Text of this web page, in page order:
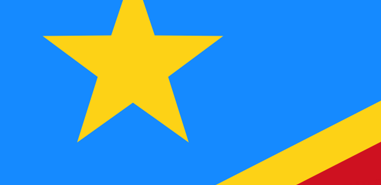
400307
Tasa del mercado medio a las 4:11 UTC
Habla con un experto en divisas hoy.
Podemos superar las tasas de los
Programar una llamada
Utilizamos el tipo de cambio medio del mercado para nuestro convertidor.